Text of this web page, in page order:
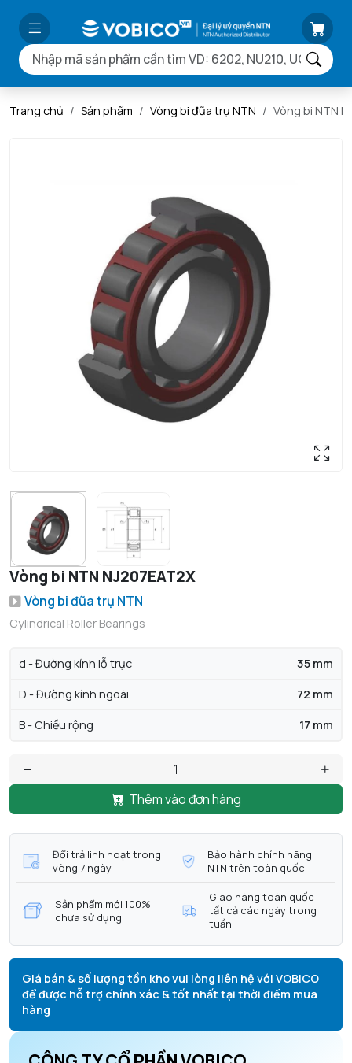
Trang chủ Sản phẩm Vòng bi đũa trụ NTN Vòng bi NTN
Vòng bi NTN NJ207EAT2X
Vòng bi đũa trụ NTN
Cylindrical Roller Bearings
d - Đường kính lỗ trục 35 mm
D - Đường kính ngoài 72 mm
B - Chiều rộng 17 mm
Thêm vào đơn hàng
Đổi trả linh hoạt trong
vòng 7 ngày
Bảo hành chính hãng
NTN trên toàn quốc
Sản phẩm mới 100%
chưa sử dụng
Giao hàng toàn quốc
tất cả các ngày trong
tuần
Giá bán & số lượng tồn kho vui lòng liên hệ với VOBICO
để được hỗ trợ chính xác & tốt nhất tại thời điểm mua
hàng